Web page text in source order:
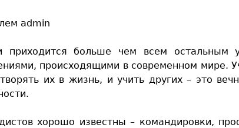
admin
приходится больше чем всем остальным
происходящими в современном мире.
их в жизнь, и учить других – это
хорошо известны – командировки,